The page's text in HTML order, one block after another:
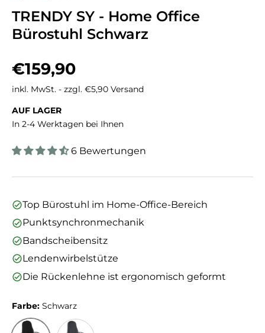
TRENDY SY - Home Office
Bürostuhl Schwarz
Normaler Preis
€159,90
inkl. MwSt. - zzgl. €5,90 Versand
AUF LAGER
In 2-4 Werktagen bei Ihnen
6 Bewertungen
Top Bürostuhl im Home-Office-Bereich
Punktsynchronmechanik
Bandscheibensitz
Lendenwirbelstütze
Die Rückenlehne ist ergonomisch geformt
Farbe: Schwarz